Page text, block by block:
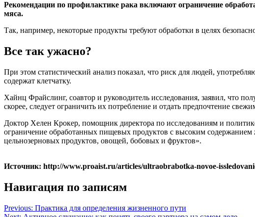
Рекомендации по профилактике рака включают ограничение
мяса.
Так, например, некоторые продукты требуют обработки в целях
Все так ужасно?
При этом статистический анализ показал, что риск для людей,
содержат клетчатку.
Хайнц Фрайслинг, соавтор и руководитель исследования, заявил, что
скорее, следует ограничить их потребление и отдать предпочтение
Доктор Хелен Крокер, помощник директора по исследованиям и
ограничение обработанных пищевых продуктов с высоким содержанием
цельнозерновых продуктов, овощей, бобовых и фруктов».
Источник: http://www.proaist.ru/articles/ultraobrabotka-novoe-
Навигация по записям
Previous: Практика для определения жизненного пути